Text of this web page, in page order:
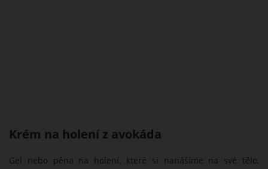
Krém na holení z avokáda
Gel nebo pěna na holení, které si nanášíme na své tělo,